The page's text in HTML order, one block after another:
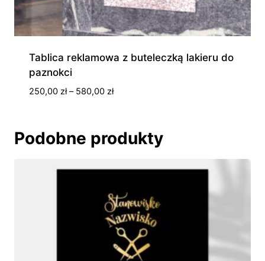
Tablica reklamowa z buteleczką lakieru do
paznokci
250,00 zł – 580,00 złZakres
250,00 zł
do
Podobne produkty